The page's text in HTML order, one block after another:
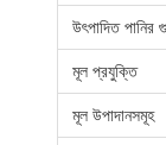
উৎপাদিত পানির
মূল প্রযুক্তি
মূল উপাদানসমূহ